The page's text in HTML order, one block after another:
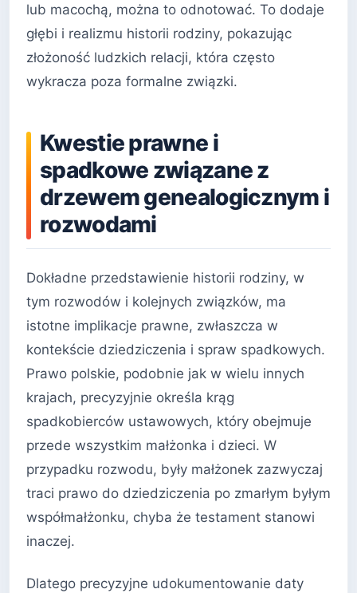
lub macochą, można to odnotować. To dodaje
głębi i realizmu historii rodziny, pokazując
złożoność ludzkich relacji, która często
wykracza poza formalne związki.
Kwestie prawne i
spadkowe związane z
drzewem genealogicznym i
rozwodami
Dokładne przedstawienie historii rodziny, w
tym rozwodów i kolejnych związków, ma
istotne implikacje prawne, zwłaszcza w
kontekście dziedziczenia i spraw spadkowych.
Prawo polskie, podobnie jak w wielu innych
krajach, precyzyjnie określa krąg
spadkobierców ustawowych, który obejmuje
przede wszystkim małżonka i dzieci. W
przypadku rozwodu, były małżonek zazwyczaj
traci prawo do dziedziczenia po zmarłym byłym
współmałżonku, chyba że testament stanowi
inaczej.
Dlatego precyzyjne udokumentowanie daty